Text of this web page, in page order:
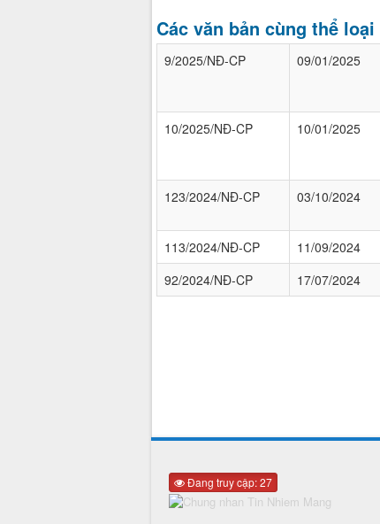
Các văn bản cùng thể loại
9/2025/NĐ-CP 09/01/2025
10/2025/NĐ-CP
10/01/2025
123/2024/NĐ-CP
03/10/2024
113/2024/NĐ-CP
11/09/2024
92/2024/NĐ-CP
17/07/2024
Đang truy cập: 27